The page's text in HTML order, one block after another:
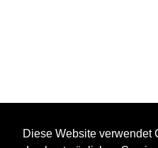
Diese Website verwendet